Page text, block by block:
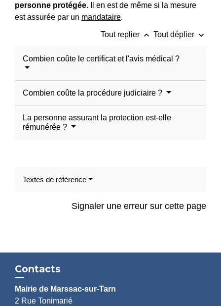
personne protégée. Il en est de même si la mesure
est assurée par un mandataire.
Tout replier keyboard_arrow_up Tout déplier keyboard_arrow_down
Combien coûte le certificat et l'avis médical ?
Combien coûte la procédure judiciaire ?
La personne assurant la protection est-elle
rémunérée ?
Textes de référence
Signaler une erreur sur cette page
Contacts
Mairie de Marssac-sur-Tarn
2 Rue Tonimarié